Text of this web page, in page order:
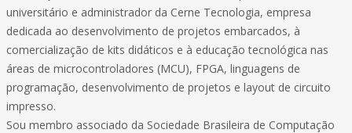
universitário e administrador da Cerne Tecnologia, empresa
dedicada ao desenvolvimento de projetos embarcados, à
comercialização de kits didáticos e à educação tecnológica nas
áreas de microcontroladores (MCU), FPGA, linguagens de
programação, desenvolvimento de projetos e layout de circuito
impresso.
Sou membro associado da Sociedade Brasileira de Computação